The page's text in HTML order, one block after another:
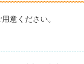
意ください。